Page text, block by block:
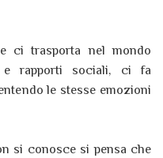
ci trasporta nel mondo
e rapporti sociali, ci fa
le stesse emozioni
si conosce si pensa che